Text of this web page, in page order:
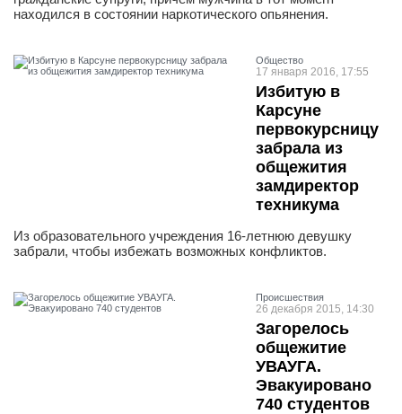
находился в состоянии наркотического опьянения.
Общество
17 января 2016, 17:55
Избитую в
Карсуне
первокурсницу
забрала из
общежития
замдиректор
техникума
Из образовательного учреждения 16-летнюю девушку
забрали, чтобы избежать возможных конфликтов.
Проиcшествия
26 декабря 2015, 14:30
Загорелось
общежитие
УВАУГА.
Эвакуировано
740 студентов